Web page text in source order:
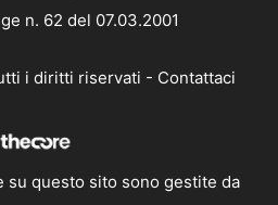
n. 62 del 07.03.2001
i diritti riservati - Contattaci
su questo sito sono gestite da